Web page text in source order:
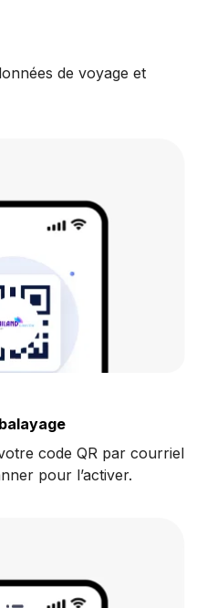
de voyage et
code QR par courriel
pour l’activer.